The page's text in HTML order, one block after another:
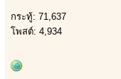
กระทู้: 71,637
โพสต์: 4,934